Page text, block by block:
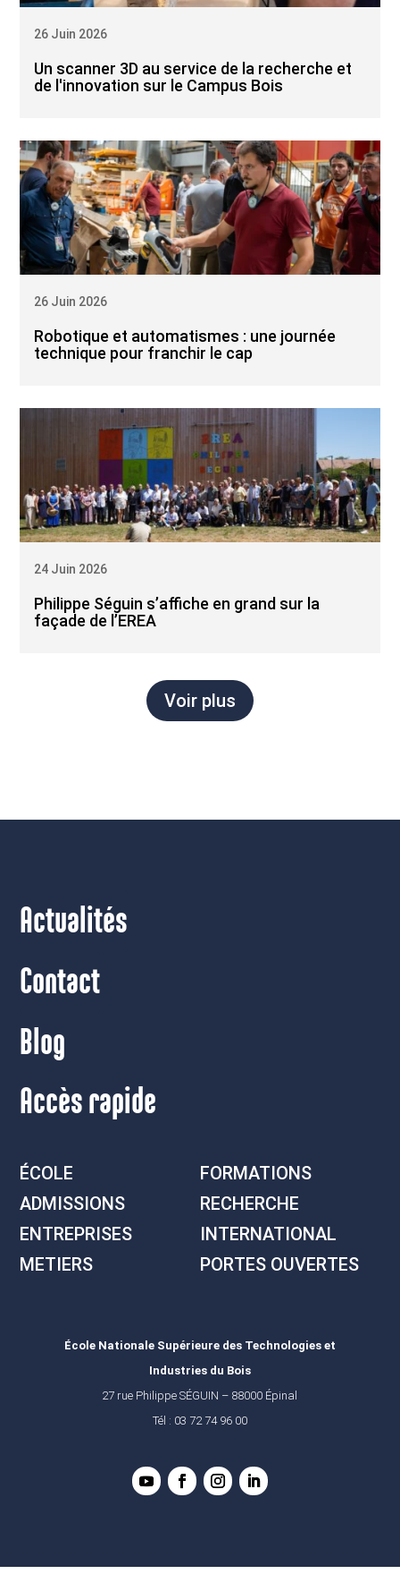
Un scanner 3D au service de la recherche et
de l'innovation sur le Campus Bois
26 Juin 2026
Robotique et automatismes : une journée
technique pour franchir le cap
26 Juin 2026
Philippe Séguin s’affiche en grand sur la
façade de l’EREA
24 Juin 2026
Voir plus
Actualités
Contact
Blog
Accès rapide
ÉCOLE
FORMATIONS
ADMISSIONS
RECHERCHE
ENTREPRISES
INTERNATIONAL
METIERS
PORTES OUVERTES
École Nationale Supérieure des Technologies et
Industries du Bois
27 rue Philippe SÉGUIN – 88000 Épinal
Tél : 03 72 74 96 00